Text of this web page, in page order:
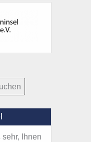
Ihnen